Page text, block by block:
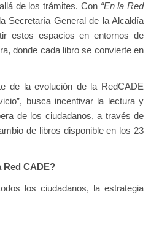
de los trámites. Con “En la Red
Secretaría General de la Alcaldía
estos espacios en entornos de
donde cada libro se convierte en
de la evolución de la RedCADE
busca incentivar la lectura y
de los ciudadanos, a través de
de libros disponible en los 23
Red CADE?
los ciudadanos, la estrategia